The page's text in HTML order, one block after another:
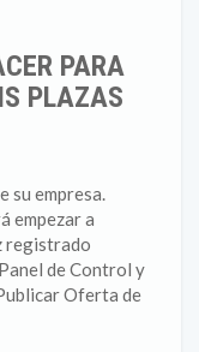
PARA
PLAZAS
su empresa.
empezar a
registrado
de Control y
Oferta de